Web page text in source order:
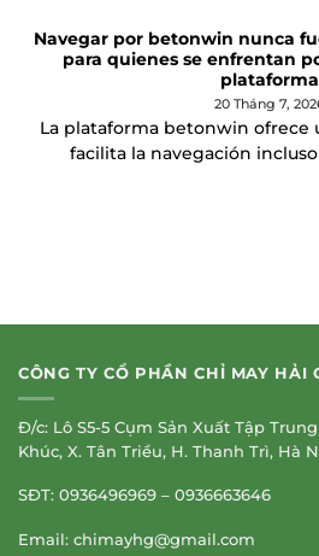
Navegar por betonwin nunca
para quienes se enfrentan
plataforma
20 Tháng 7,
La plataforma betonwin ofrece
facilita la navegación incluso
CÔNG TY CỔ PHẦN CHỈ MAY HẢI
Đ/c: Lô S5-5 Cụm Sản Xuất Tập
Khúc, X. Tân Triều, H. Thanh Trì, Hà
SĐT: 0936496969 – 0936663646
Email: chimayhg@gmail.com